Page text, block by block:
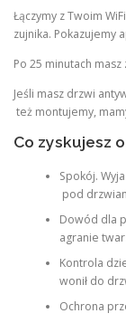
Łączymy z Twoim
zujnika. Pokazujemy
Po 25 minutach
Jeśli masz drzwi
też montujemy,
Co zyskujesz
Spokój.
pod
Dowód dla
agranie
Kontrola
wonił do
Ochrona